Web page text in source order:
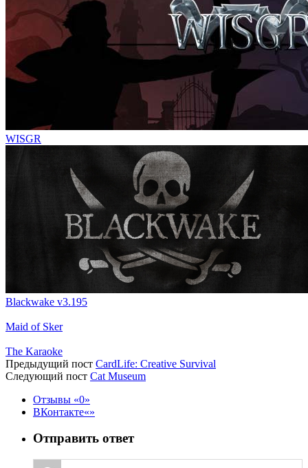
WISGR
Blackwake v3.195
Maid of Sker
The Karaoke
Предыдущий пост CardLife: Creative Survival
Следующий пост Cat Museum
Отзывы
0
ВКонтакте
Отправить ответ